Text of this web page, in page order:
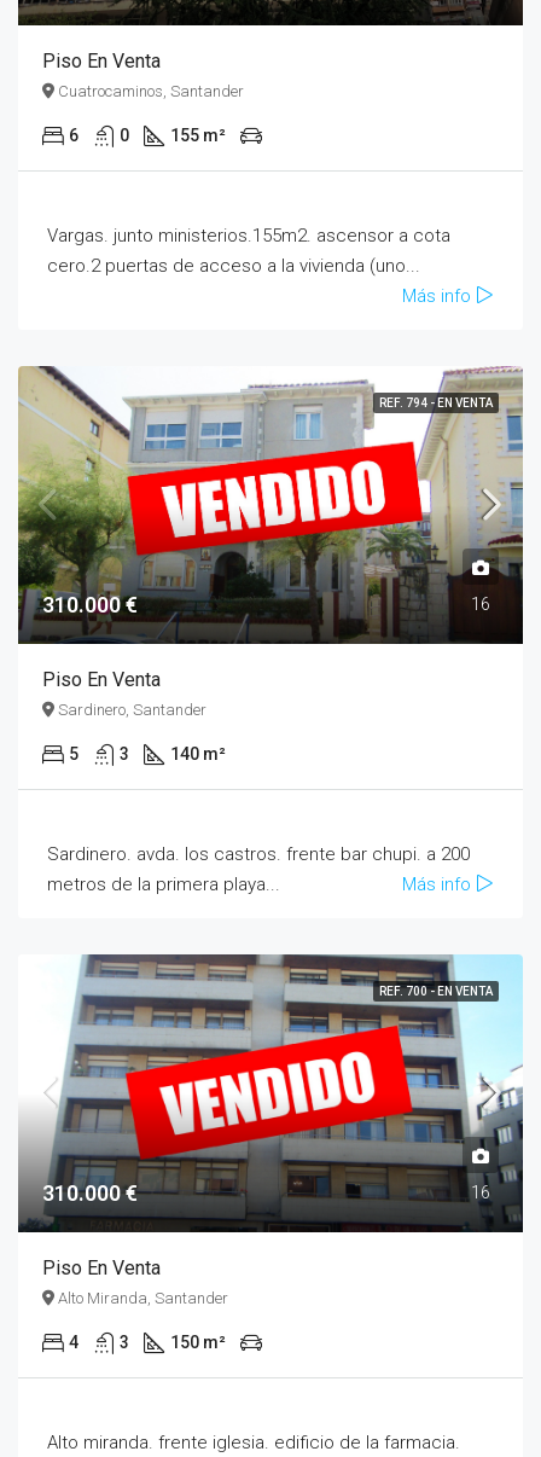
Piso En Venta
Cuatrocaminos, Santander
6 0 155 m²
Vargas. junto ministerios.155m2. ascensor a cota
cero.2 puertas de acceso a la vivienda (uno...
Más info
REF. 794 - EN VENTA
310.000 € 16
Piso En Venta
Sardinero, Santander
5 3 140 m²
Sardinero. avda. los castros. frente bar chupi. a 200
metros de la primera playa...
Más info
REF. 700 - EN VENTA
310.000 € 16
Piso En Venta
Alto Miranda, Santander
4 3 150 m²
Alto miranda. frente iglesia. edificio de la farmacia.